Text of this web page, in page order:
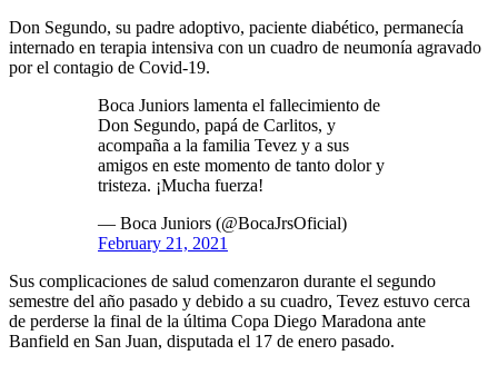
Don Segundo, su padre adoptivo, paciente diabético, permanecía
internado en terapia intensiva con un cuadro de neumonía agravado
por el contagio de Covid-19.
Boca Juniors lamenta el fallecimiento de
Don Segundo, papá de Carlitos, y
acompaña a la familia Tevez y a sus
amigos en este momento de tanto dolor y
tristeza. ¡Mucha fuerza!
— Boca Juniors (@BocaJrsOficial)
February 21, 2021
Sus complicaciones de salud comenzaron durante el segundo
semestre del año pasado y debido a su cuadro, Tevez estuvo cerca
de perderse la final de la última Copa Diego Maradona ante
Banfield en San Juan, disputada el 17 de enero pasado.